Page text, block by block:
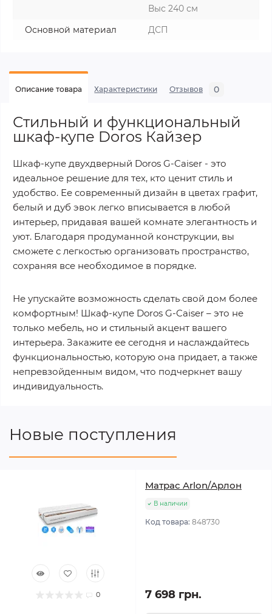
Выс 240 см
Основной материал
ДСП
Описание товара Характеристики Отзывов 0
Стильный и функциональный
шкаф-купе Doros Кайзер
Шкаф-купе двухдверный Doros G-Caiser - это
идеальное решение для тех, кто ценит стиль и
удобство. Ее современный дизайн в цветах графит,
белый и дуб эвок легко вписывается в любой
интерьер, придавая вашей комнате элегантность и
уют. Благодаря продуманной конструкции, вы
сможете с легкостью организовать пространство,
сохраняя все необходимое в порядке.
Не упускайте возможность сделать свой дом более
комфортным! Шкаф-купе Doros G-Caiser – это не
только мебель, но и стильный акцент вашего
интерьера. Закажите ее сегодня и наслаждайтесь
функциональностью, которую она придает, а также
непревзойденным видом, что подчеркнет вашу
индивидуальность.
Новые поступления
0
Матрас Arlon/Арлон
В наличии
Код товара: 848730
7 698 грн.